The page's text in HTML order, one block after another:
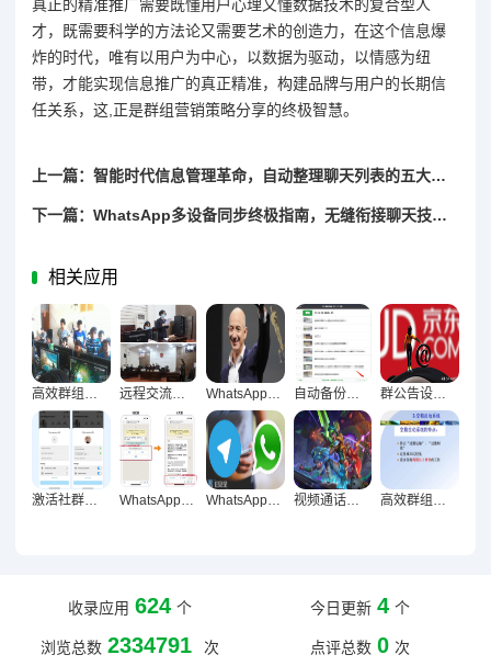
真正的精准推广需要既懂用户心理又懂数据技术的复合型人
才，既需要科学的方法论又需要艺术的创造力，在这个信息爆
炸的时代，唯有以用户为中心，以数据为驱动，以情感为纽
带，才能实现信息推广的真正精准，构建品牌与用户的长期信
任关系，这,正是群组营销策略分享的终极智慧。
上一篇：智能时代信息管理革命，自动整理聊天列表的五大高效方法
下一篇：WhatsApp多设备同步终极指南，无缝衔接聊天技巧全解析
相关应用
高效群组管理，五大核心策略打造顺畅团队运作 远程交流无障碍，视频通话与语音消息优化技巧全解析 WhatsApp消息加密深度解析，构建安全聊天防护体系 自动备份聊天记录终极指南，防丢防乱全攻略 群公告设置与提醒实战指南，让重要消息准时触达
WhatsApp群发激活社群，12招实战技巧让活跃度飙升 视频通话与语音消息优化实战，让沟通顺畅无阻的技巧全解析
收录应用 624 个 今日更新 4 个
浏览总数 2334791 次 点评总数 0 次